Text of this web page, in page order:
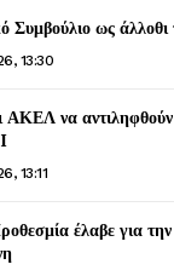
ως άλλοθι
13:30
να αντιληφθούν
13:11
έλαβε για την